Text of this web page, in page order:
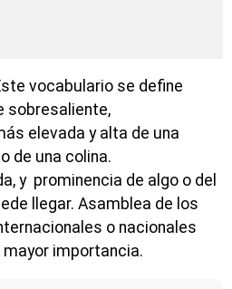
vocabulario se define
sobresaliente,
elevada y alta de una
de una colina.
y prominencia de algo o del
llegar. Asamblea de los
o nacionales
importancia.